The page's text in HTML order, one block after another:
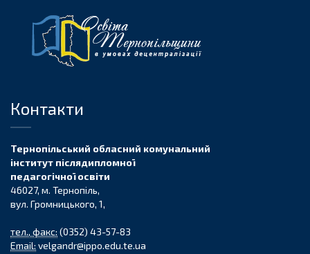
Контакти
Тернопільський обласний комунальний
інститут післядипломної
педагогічної освіти
46027, м. Тернопіль,
вул. Громницького, 1,
тел., факс: (0352) 43-57-83
Email: velgandr@ippo.edu.te.ua